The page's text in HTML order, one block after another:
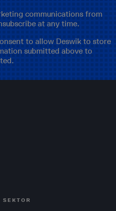
communications from
at any time.
to allow Deswik to store
submitted above to
SEKTOR